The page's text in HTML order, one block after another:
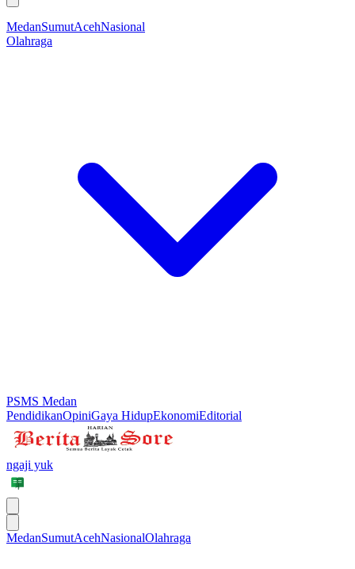
MedanSumutAcehNasional
Olahraga
PSMS Medan
PendidikanOpiniGaya HidupEkonomiEditorial
ngaji yuk
MedanSumutAcehNasionalOlahraga